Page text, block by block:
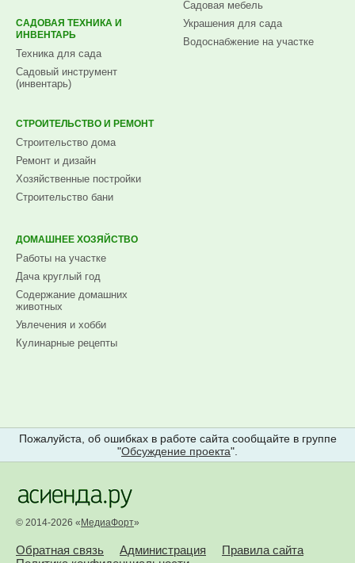
САДОВАЯ ТЕХНИКА И
ИНВЕНТАРЬ
Техника для сада
Садовый инструмент
(инвентарь)
Садовая мебель
Украшения для сада
Водоснабжение на участке
СТРОИТЕЛЬСТВО И РЕМОНТ
Строительство дома
Ремонт и дизайн
Хозяйственные постройки
Строительство бани
ДОМАШНЕЕ ХОЗЯЙСТВО
Работы на участке
Дача круглый год
Содержание домашних
животных
Увлечения и хобби
Кулинарные рецепты
Пожалуйста, об ошибках в работе сайта сообщайте в группе
"Обсуждение проекта".
© 2014-2026 « МедиаФорт»
Обратная связь Администрация
Правила сайта